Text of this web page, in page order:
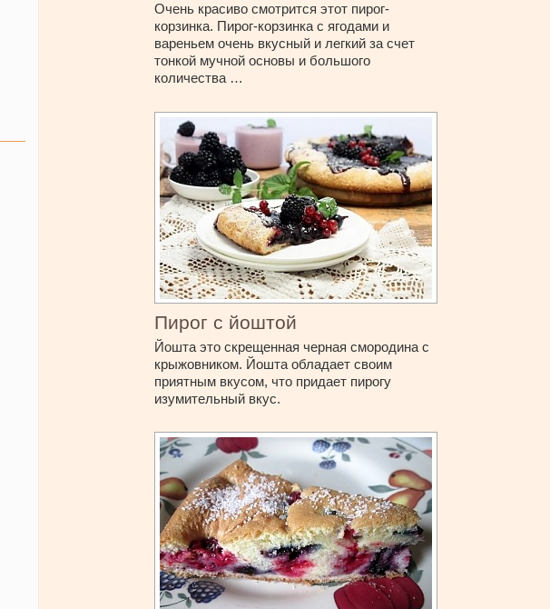
Очень красиво смотрится этот пирог-
корзинка. Пирог-корзинка с ягодами и
вареньем очень вкусный и легкий за счет
тонкой мучной основы и большого
количества …
Пирог с йоштой
Йошта это скрещенная черная смородина с
крыжовником. Йошта обладает своим
приятным вкусом, что придает пирогу
изумительный вкус.